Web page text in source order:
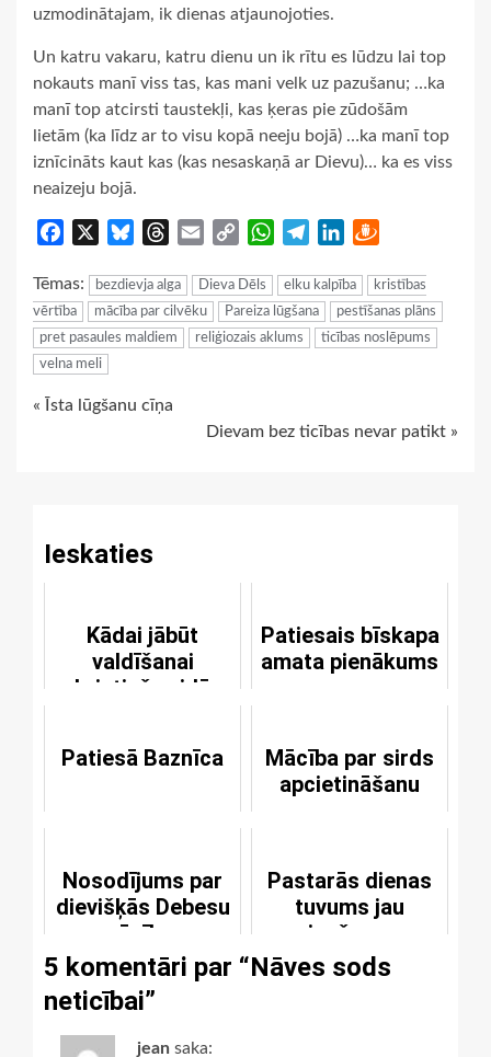
uzmodinātajam, ik dienas atjaunojoties.
Un katru vakaru, katru dienu un ik rītu es lūdzu lai top
nokauts manī viss tas, kas mani velk uz pazušanu; …ka
manī top atcirsti taustekļi, kas ķeras pie zūdošām
lietām (ka līdz ar to visu kopā neeju bojā) …ka manī top
iznīcināts kaut kas (kas nesaskaņā ar Dievu)… ka es viss
neaizeju bojā.
Facebook BlueskyThreads
Email
Copy
WhatsApp
TelegramLinkedIn
Tēmas: bezdievja alga Dieva Dēls elku kalpība
kristības
vērtība
mācība par cilvēku Pareiza lūgšana
pestīšanas plāns
pret pasaules maldiem
reliģiozais aklums
ticības noslēpums
velna meli
Continue
« Īsta lūgšanu cīņa
Dievam bez ticības nevar patikt »
Ieskaties
Kādai jābūt
valdīšanai
kristiešu vidū
Patiesais bīskapa
amata pienākums
Patiesā Baznīca
Mācība par sirds
apcietināšanu
Nosodījums par
dievišķās Debesu
mācības
pazaudēšanu
Pastarās dienas
tuvums jau
jaušams
5 komentāri par “Nāves sods
neticībai”
jean saka: